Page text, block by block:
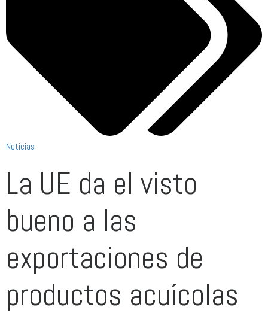
Noticias
La UE da el visto
bueno a las
exportaciones de
productos acuícolas